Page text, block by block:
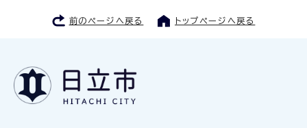
前のページへ戻る トップページへ戻る